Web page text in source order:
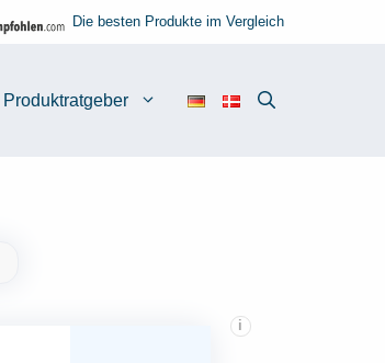
Die besten Produkte im Vergleich
Produktratgeber
i